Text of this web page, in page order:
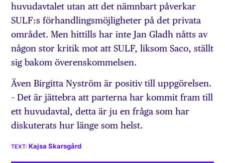
huvudavtalet utan att det nämnbart påverkar
SULF:s förhandlingsmöjligheter på det privata
området. Men hittills har inte Jan Gladh nåtts av
någon stor kritik mot att SULF, liksom Saco, ställt
sig bakom överenskommelsen.
Även Birgitta Nyström är positiv till uppgörelsen.
– Det är jättebra att parterna har kommit fram till
ett huvudavtal, detta är ju en fråga som har
diskuterats hur länge som helst.
Kajsa Skarsgård